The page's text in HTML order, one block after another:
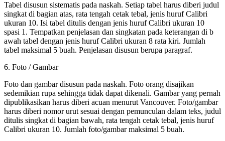
Tabel disusun sistematis pada naskah. Setiap tabel harus diberi judul
singkat di bagian atas, rata tengah cetak tebal, jenis huruf Calibri
ukuran 10. Isi tabel ditulis dengan jenis huruf Calibri ukuran 10
spasi 1. Tempatkan penjelasan dan singkatan pada keterangan di b
awah tabel dengan jenis huruf Calibri ukuran 8 rata kiri. Jumlah
tabel maksimal 5 buah. Penjelasan disusun berupa paragraf.
6. Foto / Gambar
Foto dan gambar disusun pada naskah. Foto orang disajikan
sedemikian rupa sehingga tidak dapat dikenali. Gambar yang pernah
dipublikasikan harus diberi acuan menurut Vancouver. Foto/gambar
harus diberi nomor urut sesuai dengan pemunculan dalam teks, judul
ditulis singkat di bagian bawah, rata tengah cetak tebal, jenis huruf
Calibri ukuran 10. Jumlah foto/gambar maksimal 5 buah.